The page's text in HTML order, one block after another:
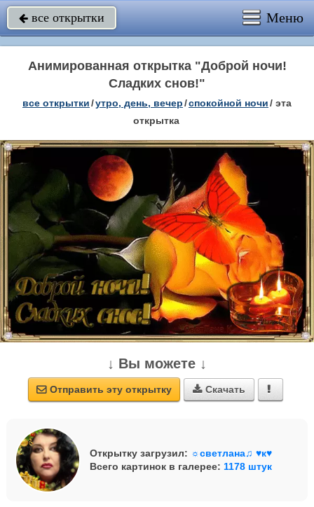
 все открытки Меню
Анимированная открытка "Доброй ночи!
Сладких снов!"
все открытки/утро, день, вечер/спокойной ночи/ эта
открытка
↓ Вы можете ↓
 Отправить эту открытку  Скачать 
Открытку загрузил: ☼светлана♫ ♥к♥
Всего картинок в галерее: 1178 штук